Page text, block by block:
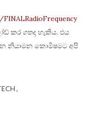
කර ගතද හැකිය. එය
නියාමන කොමිෂමට අපි